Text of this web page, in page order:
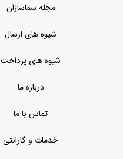
مجله سماسازان
شیوه های ارسال
شیوه های پرداخت
درباره ما
تماس با ما
خدمات و گارانتی